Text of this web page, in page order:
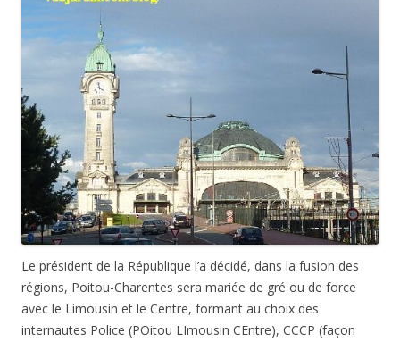
Le président de la République l’a décidé, dans la fusion des
régions, Poitou-Charentes sera mariée de gré ou de force
avec le Limousin et le Centre, formant au choix des
internautes Police (POitou LImousin CEntre), CCCP (façon